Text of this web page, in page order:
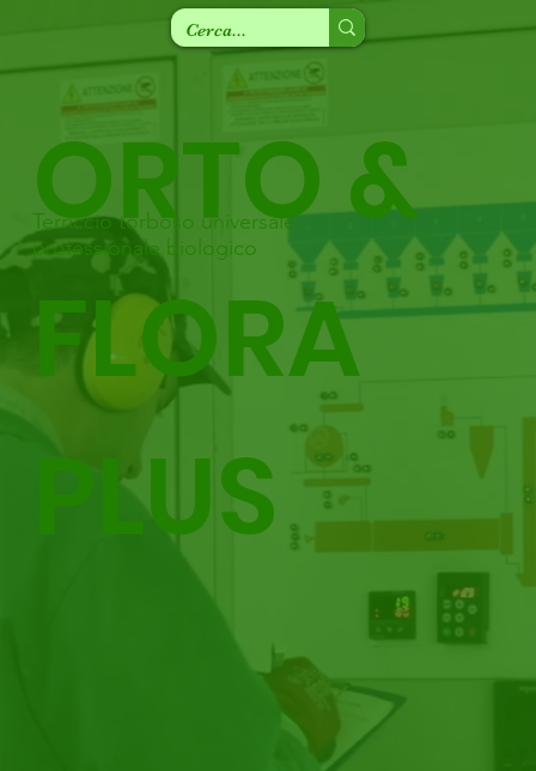
ORTO &
FLORA
PLUS
Terriccio torboso universale
professionale biologico